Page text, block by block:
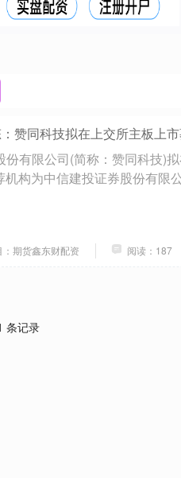
赞同科技拟在上交所主板上
有限公司(简称：赞同科技)
构为中信建投证券股份有限
：期货鑫东财配资 阅读：187
条记录